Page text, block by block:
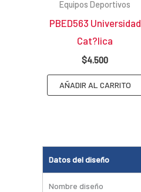
Datos del diseño
Nombre diseño
Equipos Deportivos
PBED563 Universidad
Cat?lica
$4.500
AÑADIR AL CARRITO